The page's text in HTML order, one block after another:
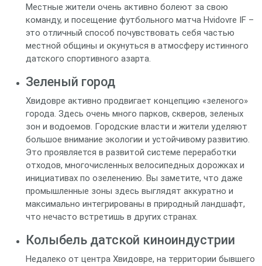
Местные жители очень активно болеют за свою
команду, и посещение футбольного матча Hvidovre IF –
это отличный способ почувствовать себя частью
местной общины и окунуться в атмосферу истинного
датского спортивного азарта.
Зеленый город
Хвидовре активно продвигает концепцию «зеленого»
города. Здесь очень много парков, скверов, зеленых
зон и водоемов. Городские власти и жители уделяют
большое внимание экологии и устойчивому развитию.
Это проявляется в развитой системе переработки
отходов, многочисленных велосипедных дорожках и
инициативах по озеленению. Вы заметите, что даже
промышленные зоны здесь выглядят аккуратно и
максимально интегрированы в природный ландшафт,
что нечасто встретишь в других странах.
Колыбель датской киноиндустрии
Недалеко от центра Хвидовре, на территории бывшего